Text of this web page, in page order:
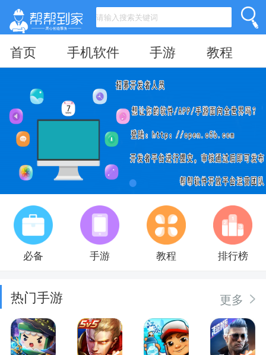
首页 手机软件 手游 教程
必备 手游 教程 排行榜
热门手游 更多